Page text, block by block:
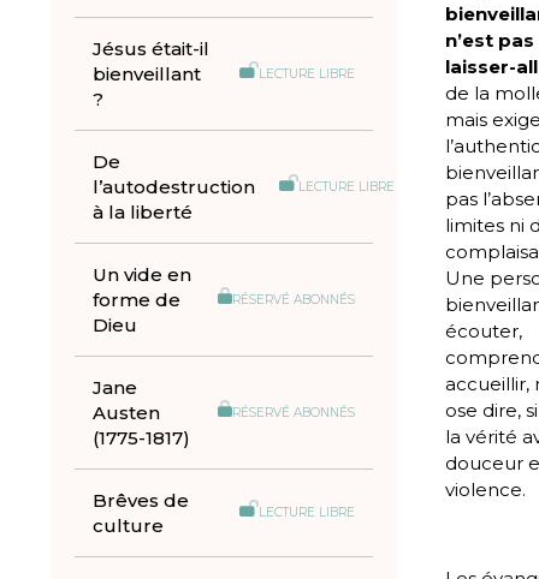
Jésus était-il
bienveillant
?
LECTURE LIBRE
De
l’autodestruction
à la liberté
LECTURE LIBRE
Un vide en
forme de
Dieu
RÉSERVÉ ABONNÉS
Jane
Austen
(1775-1817)
RÉSERVÉ ABONNÉS
Brêves de
culture
LECTURE LIBRE
n’est
laisser-
de la
mais
pas
limites ni
Une
écouter,
accueillir,
ose dire,
la vérité
douceur
violence.